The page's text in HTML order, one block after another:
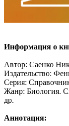
Информация о
Автор: Саенко
Издательство:
Серия:
Жанр: Биология.
др.
Аннотация: